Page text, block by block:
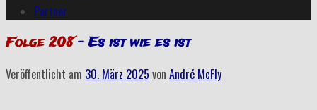
Partner
Folge 208– Es ist wie es ist
Veröffentlicht am 30. März 2025 von André McFly